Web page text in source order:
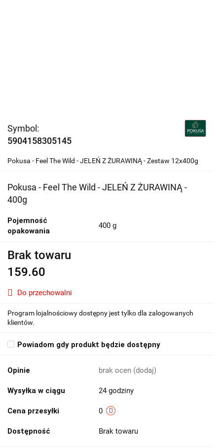
Symbol:
5904158305145
Pokusa - Feel The Wild - JELEŃ Z ŻURAWINĄ - Zestaw 12x400g
Pokusa - Feel The Wild - JELEŃ Z ŻURAWINĄ -
400g
Pojemność
opakowania
400 g
Brak towaru
159.60
Do przechowalni
Program lojalnościowy dostępny jest tylko dla zalogowanych
klientów.
Powiadom gdy produkt będzie dostępny
Opinie brak ocen (dodaj)
Wysyłka w ciągu 24 godziny
Cena przesyłki 0
Dostępność Brak towaru